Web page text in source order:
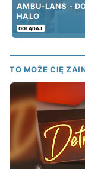
AMBU-LANS -
HALO
OGLĄDAJ
TO MOŻE CIĘ